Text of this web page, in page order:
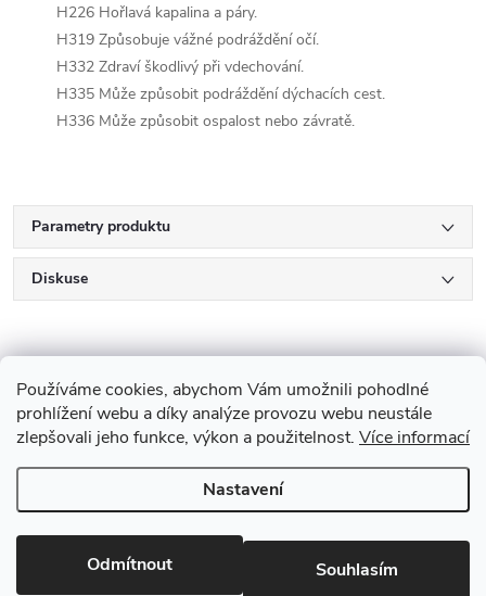
Používáme cookies, abychom Vám umožnili pohodlné
prohlížení webu a díky analýze provozu webu neustále
zlepšovali jeho funkce, výkon a použitelnost. Více informací
Nastavení
Odmítnout Souhlasím
H226 Hořlavá kapalina a páry.
H319 Způsobuje vážné podráždění očí.
H332 Zdraví škodlivý při vdechování.
H335 Může způsobit podráždění dýchacích cest.
H336 Může způsobit ospalost nebo závratě.
Parametry produktu
Diskuse
Z
á
p
Drevobis Horoměřice. Všechna práva vyhrazena.
nastavení cookies